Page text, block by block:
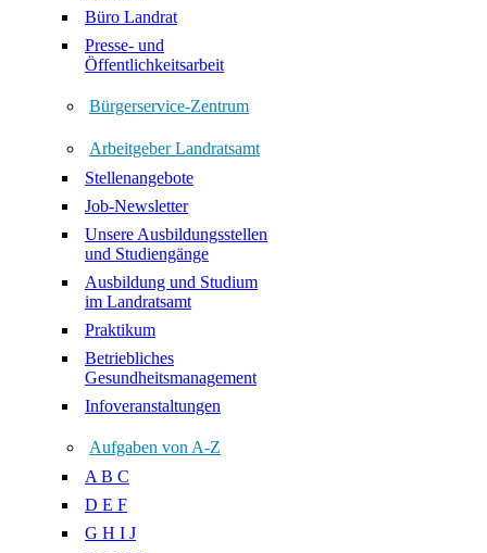
Büro Landrat
Presse- und
Öffentlichkeitsarbeit
Bürgerservice-Zentrum
Arbeitgeber Landratsamt
Stellenangebote
Job-Newsletter
Unsere Ausbildungsstellen
und Studiengänge
Ausbildung und Studium
im Landratsamt
Praktikum
Betriebliches
Gesundheitsmanagement
Infoveranstaltungen
Aufgaben von A-Z
A B C
D E F
G H I J